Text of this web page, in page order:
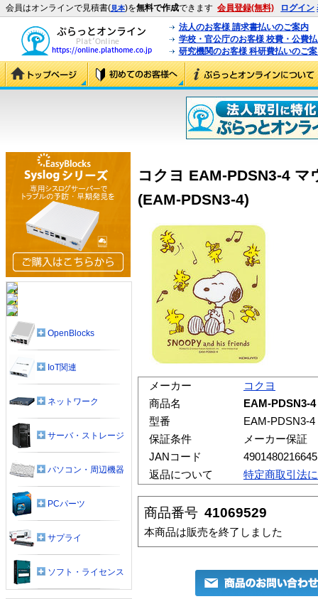
会員はオンラインで見積書(見本)を無料で作成できます 会員登録(無料) ログイン
法人のお客様 請求書払いのご案内
学校・官公庁のお客様 校費・公費
研究機関のお客様 科研費払いのご
コクヨ EAM-PDSN3-4
(EAM-PDSN3-4)
メーカー
コクヨ
商品名
EAM-PDSN3-
型番
EAM-PDSN3-4
保証条件
メーカー保証
JANコード
4901480216645
返品について
特定商取引法
商品番号 41069529
本商品は販売を終了しました
OpenBlocks
IoT関連
ネットワーク
サーバ・ストレージ
パソコン・周辺機器
PCパーツ
サプライ
ソフト・ライセンス